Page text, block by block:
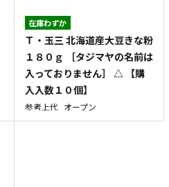
在庫わずか
Ｔ・玉三 北海道産大豆きな粉
１８０ｇ ［タジマヤの名前は
入っておりません］ △ 【購
入入数１０個】
参考上代 オープン